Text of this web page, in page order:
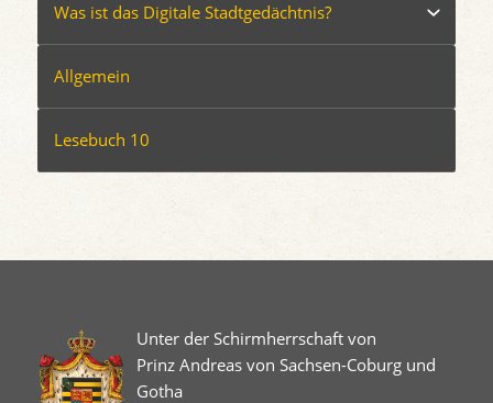
Was ist das Digitale Stadtgedächtnis?
Allgemein
Lesebuch 10
Unter der Schirmherrschaft von
Prinz Andreas von Sachsen-Coburg und
Gotha